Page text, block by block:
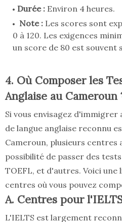
Durée : Environ 4 heures.
Note : Les scores sont
0 à 120. Les exigences
un score de 80 est souvent
4. Où Composer les
Anglaise au Cameroun
Si vous envisagez d'immigrer
de langue anglaise reconnu
Cameroun, plusieurs
possibilité de passer des
TOEFL, et d'autres. Voici une
centres où vous pouvez
A. Centres pour
L'IELTS est largement